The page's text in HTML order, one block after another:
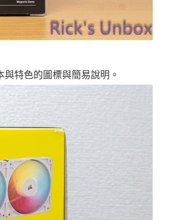
特色的圖標與簡易說明。